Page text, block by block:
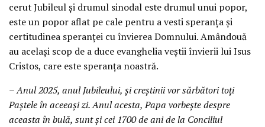
cerut Jubileul și drumul sinodal este drumul unui popor,
este un popor aflat pe cale pentru a vesti speranța și
certitudinea speranței cu învierea Domnului. Amândouă
au același scop de a duce evanghelia veștii învierii lui Isus
Cristos, care este speranța noastră.
– Anul 2025, anul Jubileului, și creștinii vor sărbători toți
Paștele în aceeași zi. Anul acesta, Papa vorbește despre
aceasta în bulă, sunt și cei 1700 de ani de la Conciliul